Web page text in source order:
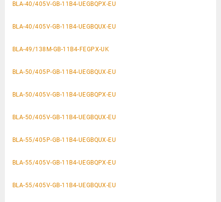
BLA-40/405V-GB-11B4-UEGBQPX-EU
BLA-40/405V-GB-11B4-UEGBQUX-EU
BLA-49/138M-GB-11B4-FEGPX-UK
BLA-50/405P-GB-11B4-UEGBQUX-EU
BLA-50/405V-GB-11B4-UEGBQPX-EU
BLA-50/405V-GB-11B4-UEGBQUX-EU
BLA-55/405P-GB-11B4-UEGBQUX-EU
BLA-55/405V-GB-11B4-UEGBQPX-EU
BLA-55/405V-GB-11B4-UEGBQUX-EU